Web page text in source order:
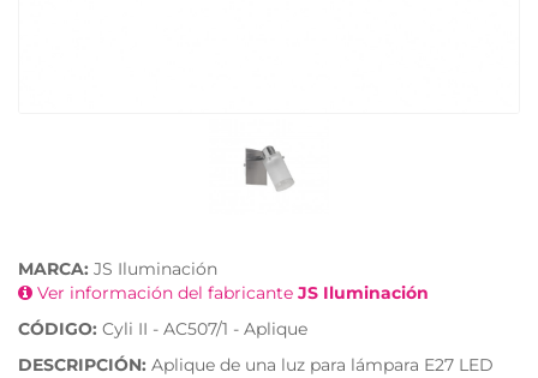
MARCA: JS Iluminación
Ver información del fabricante JS Iluminación
CÓDIGO: Cyli II - AC507/1 - Aplique
DESCRIPCIÓN: Aplique de una luz para lámpara E27 LED